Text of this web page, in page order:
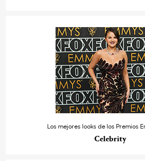
Los mejores looks de los Premios
Celebrity